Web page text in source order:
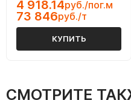
4 918.14руб./пог.м
73 846руб./т
КУПИТЬ
СМОТРИТЕ